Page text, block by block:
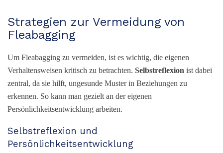
Strategien zur Vermeidung von
Fleabagging
Um Fleabagging zu vermeiden, ist es wichtig, die eigenen
Verhaltensweisen kritisch zu betrachten. Selbstreflexion ist dabei
zentral, da sie hilft, ungesunde Muster in Beziehungen zu
erkennen. So kann man gezielt an der eigenen
Persönlichkeitsentwicklung arbeiten.
Selbstreflexion und
Persönlichkeitsentwicklung